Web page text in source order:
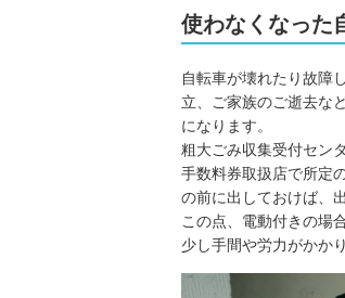
使わなくなった
自転車が壊れたり故障
立、ご家族のご逝去な
になります。
粗大ごみ収集受付セン
手数料券取扱店で所定
の前に出しておけば、
この点、電動付きの場
少し手間や労力がかか